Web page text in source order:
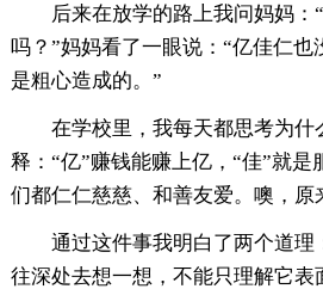
后来在放学的路上我问妈妈：
吗？”妈妈看了一眼说：“亿佳仁
是粗心造成的。”
在学校里，我每天都思考为
释：“亿”赚钱能赚上亿，“佳”就是
们都仁仁慈慈、和善友爱。噢，原
通过这件事我明白了两个道理
往深处去想一想，不能只理解它表